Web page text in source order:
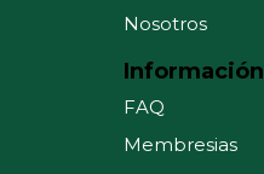
Nosotros
Información
FAQ
Membresias